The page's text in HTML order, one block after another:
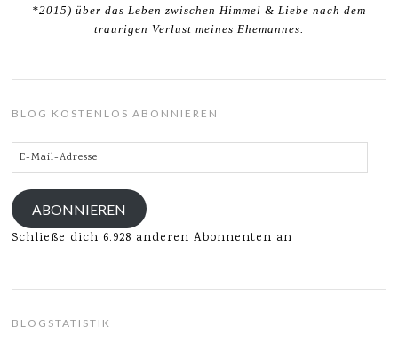
*2015) über das Leben zwischen Himmel & Liebe nach dem
traurigen Verlust meines Ehemannes.
BLOG KOSTENLOS ABONNIEREN
E-
Mail-
Adresse
ABONNIEREN
Schließe dich 6.928 anderen Abonnenten an
BLOGSTATISTIK